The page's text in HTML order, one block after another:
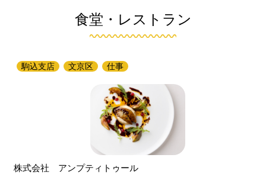
食堂・レストラン
駒込支店 文京区 仕事
株式会社 アンプティトゥール